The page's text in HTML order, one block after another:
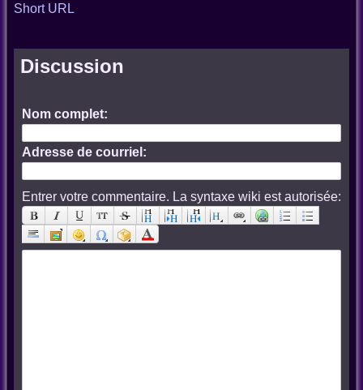
Short URL
Discussion
Nom complet:
Adresse de courriel:
Entrer votre commentaire. La syntaxe wiki est autorisée: